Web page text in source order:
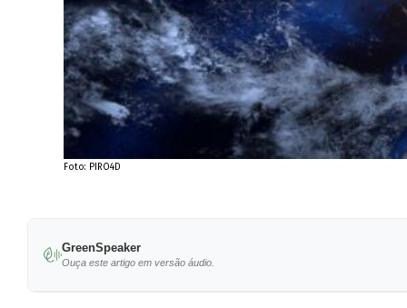
Foto: PIRO4D
GreenSpeaker
Ouça este artigo em versão áudio.